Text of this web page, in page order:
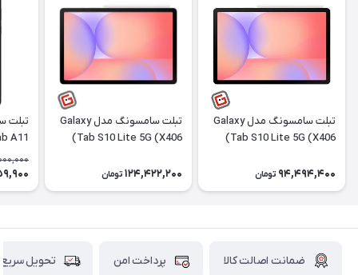
تبلت سامسونگ مدل Galaxy
Tab S10 Lite 5G (X406)
گیگابایت | ریجسترشده
94,494,400 تومان
تبلت سامسونگ مدل Galaxy
Tab S10 Lite 5G (X406)
گیگابایت | ریجسترشده
124,422,200 تومان گیگ
ضمانت اصالت کالا پرداخت امن تحویل سریع